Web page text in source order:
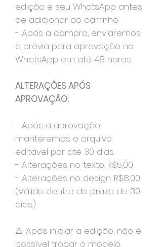
edição e seu WhatsApp antes
de adicionar ao carrinho.
- Após a compra, enviaremos
a prévia para aprovação no
WhatsApp em até 48 horas.
ALTERAÇÕES APÓS
APROVAÇÃO:
- Após a aprovação,
manteremos o arquivo
editável por até 30 dias.
- Alterações no texto: R$5,00
- Alterações no design: R$8,00
(Válido dentro do prazo de 30
dias.)
⚠️ Após iniciar a edição, não é
possível trocar o modelo.